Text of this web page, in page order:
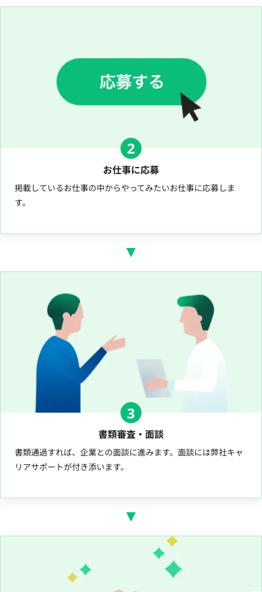
2
お仕事に応募
掲載しているお仕事の中からやってみたいお仕事に応募しま
す。
3
書類審査・面談
書類通過すれば、企業との面談に進みます。面談には弊社キャ
リアサポートが付き添います。